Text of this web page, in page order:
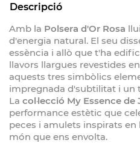
Descripció
Amb la Polsera d'Or Rosa
d'energia natural. El seu
essència i allò que t'ha
llavors llargues revestides
aquests tres simbòlics
impregnada d'subtilitat i un
La col·lecció My Essence de
performance estètic que
peces i amulets inspirats en
món que ens envolta.